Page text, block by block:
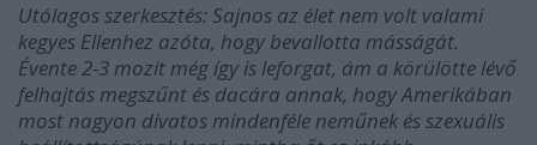
Utólagos szerkesztés: Sajnos az élet nem volt valami
kegyes Ellenhez azóta, hogy bevallotta másságát.
Évente 2-3 mozit még így is leforgat, ám a körülötte lévő
felhajtás megszűnt és dacára annak, hogy Amerikában
most nagyon divatos mindenféle neműnek és szexuális